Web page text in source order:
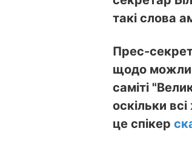
такі слова
Прес-
щодо
саміті
оскільки
це спікер